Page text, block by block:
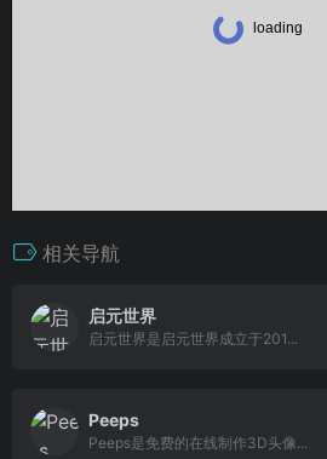
相关导航
启元世界
启元世界是启元世界成立于201...
Peeps
Peeps是免费的在线制作3D头像...